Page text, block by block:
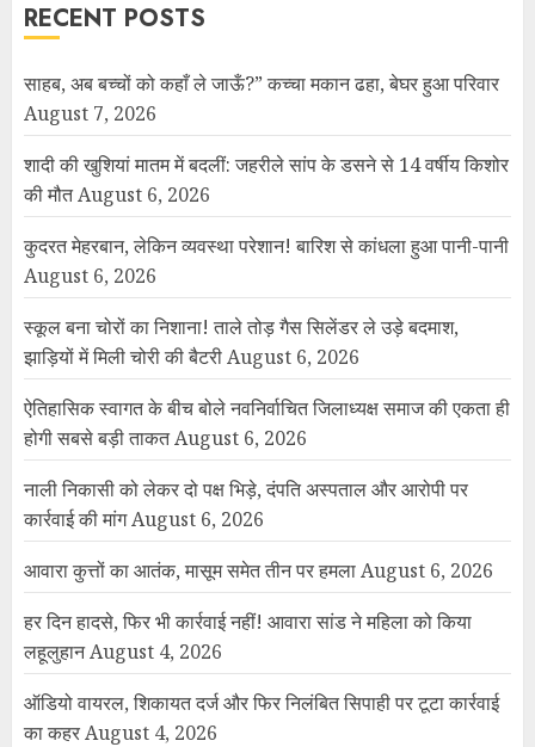
RECENT POSTS
साहब, अब बच्चों को कहाँ ले जाऊँ?” कच्चा मकान ढहा, बेघर हुआ परिवार
August 7, 2026
शादी की खुशियां मातम में बदलीं: जहरीले सांप के डसने से 14 वर्षीय किशोर
की मौतAugust 6, 2026
कुदरत मेहरबान, लेकिन व्यवस्था परेशान! बारिश से कांधला हुआ पानी-पानी
August 6, 2026
स्कूल बना चोरों का निशाना! ताले तोड़ गैस सिलेंडर ले उड़े बदमाश,
झाड़ियों में मिली चोरी की बैटरीAugust 6, 2026
ऐतिहासिक स्वागत के बीच बोले नवनिर्वाचित जिलाध्यक्ष समाज की एकता ही
होगी सबसे बड़ी ताकतAugust 6, 2026
नाली निकासी को लेकर दो पक्ष भिड़े, दंपति अस्पताल और आरोपी पर
कार्रवाई की मांगAugust 6, 2026
आवारा कुत्तों का आतंक, मासूम समेत तीन पर हमलाAugust 6, 2026
हर दिन हादसे, फिर भी कार्रवाई नहीं! आवारा सांड ने महिला को किया
लहूलुहानAugust 4, 2026
ऑडियो वायरल, शिकायत दर्ज और फिर निलंबित सिपाही पर टूटा कार्रवाई
का कहरAugust 4, 2026